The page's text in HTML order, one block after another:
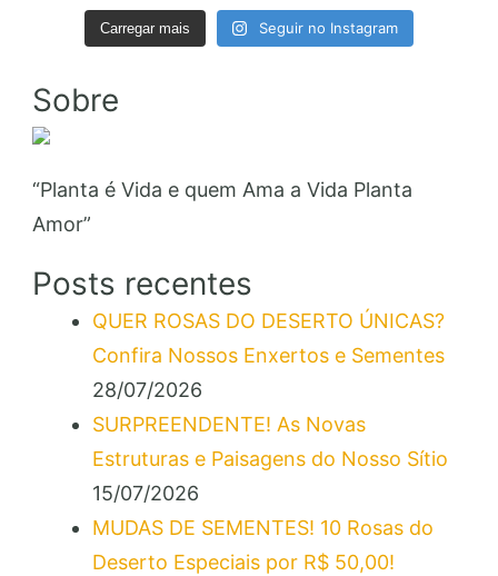
Carregar mais Seguir no Instagram
Sobre
“Planta é Vida e quem Ama a Vida Planta
Amor”
Posts recentes
QUER ROSAS DO DESERTO ÚNICAS?
Confira Nossos Enxertos e Sementes
28/07/2026
SURPREENDENTE! As Novas
Estruturas e Paisagens do Nosso Sítio
15/07/2026
MUDAS DE SEMENTES! 10 Rosas do
Deserto Especiais por R$ 50,00!